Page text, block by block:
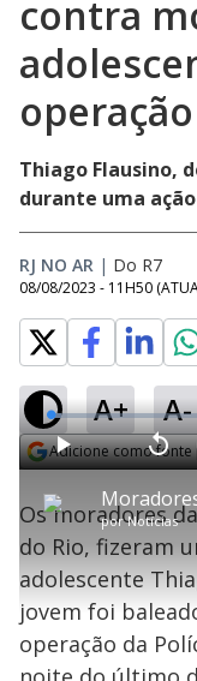
contra
operação
Thiago Flausino,
durante uma
RJ NO AR | Do R7
08/08/2023 - 11H50
A+ A-
Adicione como
porNotícias
P V
l
t
a
r
0
e
n
d
o
s
L
o
a
d
e
:
2
.
9
5
%
Os moradores
do Rio, fizeram
adolescente
jovem foi
operação da